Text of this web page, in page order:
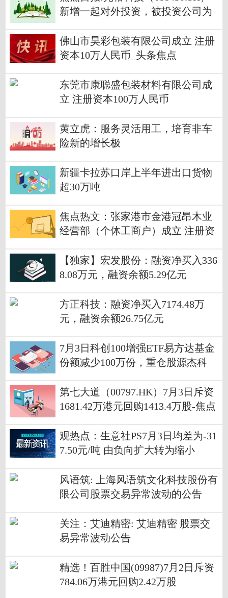
新增一起对外投资，被投资公司为
佛山市昊彩包装有限公司成立 注册
资本10万人民币_头条焦点
东莞市康聪盛包装材料有限公司成
立 注册资本100万人民币
黄立虎：服务灵活用工，培育非车
险新的增长极
新疆卡拉苏口岸上半年进出口货物
超30万吨
焦点热文：张家港市金港冠昂木业
经营部（个体工商户）成立 注册资
【独家】宏发股份：融资净买入336
8.08万元，融资余额5.29亿元
方正科技：融资净买入7174.48万
元，融资余额26.75亿元
7月3日科创100增强ETF易方达基金
份额减少100万份，重仓股源杰科
第七大道（00797.HK）7月3日斥资
1681.42万港元回购1413.4万股-焦点
观热点：生意社PS7月3日均差为-31
7.50元/吨 由负向扩大转为缩小
风语筑: 上海风语筑文化科技股份有
限公司股票交易异常波动的公告
关注：艾迪精密: 艾迪精密 股票交
易异常波动公告
精选！百胜中国(09987)7月2日斥资
784.06万港元回购2.42万股